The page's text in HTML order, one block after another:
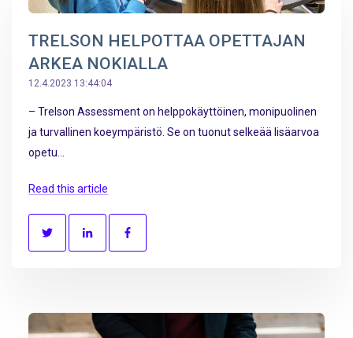
TRELSON HELPOTTAA OPETTAJAN
ARKEA NOKIALLA
12.4.2023 13:44:04
– Trelson Assessment on helppokäyttöinen, monipuolinen
ja turvallinen koeympäristö. Se on tuonut selkeää lisäarvoa
opetu...
Read this article